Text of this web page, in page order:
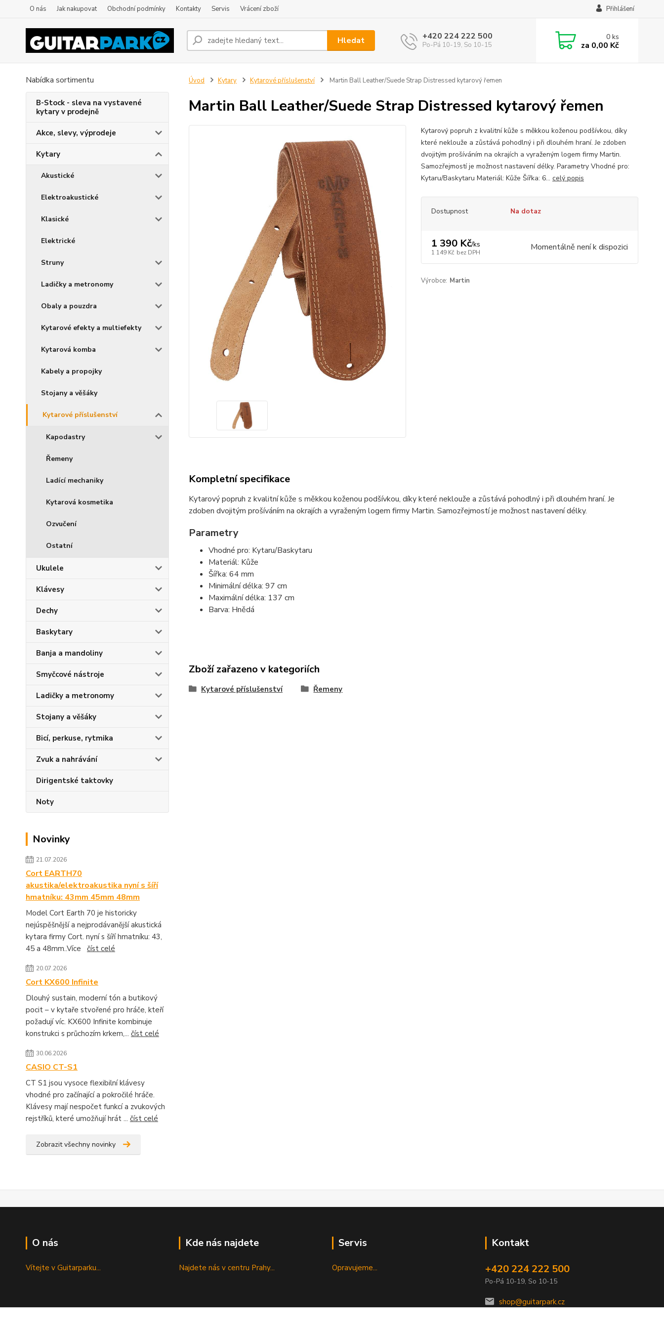
O nás Jak nakupovat Obchodní podmínky Kontakty Servis Vrácení zboží Přihlášení
Hledat +420 224 222 500
Po-Pá 10-19, So 10-15
0ks
za 0,00 Kč
Nabídka sortimentu
B-Stock - sleva na vystavené
kytary v prodejně
Akce, slevy, výprodeje
Kytary
Akustické
Elektroakustické
Klasické
Elektrické
Struny
Ladičky a metronomy
Obaly a pouzdra
Kytarové efekty a multiefekty
Kytarová komba
Kabely a propojky
Stojany a věšáky
Kytarové příslušenství
Kapodastry
Řemeny
Ladící mechaniky
Kytarová kosmetika
Ozvučení
Ostatní
Ukulele
Klávesy
Dechy
Baskytary
Banja a mandoliny
Smyčcové nástroje
Ladičky a metronomy
Stojany a věšáky
Bicí, perkuse, rytmika
Zvuk a nahrávání
Dirigentské taktovky
Noty
Novinky
21.07.2026
Cort EARTH70
akustika/elektroakustika nyní s šíří
hmatníku: 43mm 45mm 48mm
Model Cort Earth 70 je historicky
nejúspěšnější a nejprodávanější akustická
kytara firmy Cort. nyní s šíří hmatníku: 43,
45 a 48mm..Více číst celé
20.07.2026
Cort KX600 Infinite
Dlouhý sustain, moderní tón a butikový
pocit – v kytaře stvořené pro hráče, kteří
požadují víc. KX600 Infinite kombinuje
konstrukci s průchozím krkem,... číst celé
30.06.2026
CASIO CT-S1
CT S1 jsou vysoce flexibilní klávesy
vhodné pro začínající a pokročilé hráče.
Klávesy mají nespočet funkcí a zvukových
rejstříků, které umožňují hrát ... číst celé
Zobrazit všechny novinky
Úvod Kytary Kytarové příslušenství Martin Ball Leather/Suede Strap Distressed kytarový řemen
Martin Ball Leather/Suede Strap Distressed kytarový řemen
Kytarový popruh z kvalitní kůže s měkkou koženou podšívkou, díky
které neklouže a zůstává pohodlný i při dlouhém hraní. Je zdoben
dvojitým prošíváním na okrajích a vyraženým logem firmy Martin.
Samozřejmostí je možnost nastavení délky. Parametry Vhodné pro:
Kytaru/Baskytaru Materiál: Kůže Šířka: 6... celý popis
Dostupnost Na dotaz
1 390 Kč/ks
1 149 Kč bez DPH Momentálně není k dispozici
Výrobce: Martin
Kompletní specifikace
Kytarový popruh z kvalitní kůže s měkkou koženou podšívkou, díky které neklouže a zůstává pohodlný i při dlouhém hraní. Je
zdoben dvojitým prošíváním na okrajích a vyraženým logem firmy Martin. Samozřejmostí je možnost nastavení délky.
Parametry
Vhodné pro: Kytaru/Baskytaru
Materiál: Kůže
Šířka: 64 mm
Minimální délka: 97 cm
Maximální délka: 137 cm
Barva: Hnědá
Zboží zařazeno v kategoriích
Kytarové příslušenství Řemeny
O nás
Vítejte v Guitarparku...
Kde nás najdete
Najdete nás v centru Prahy...
Servis
Opravujeme...
Kontakt
+420 224 222 500
Po-Pá 10-19, So 10-15
shop@guitarpark.cz